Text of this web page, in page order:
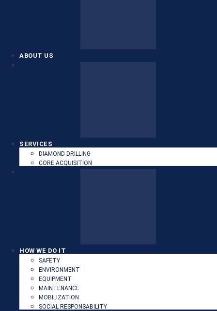
ABOUT US
SERVICES
DIAMOND DRILLING
CORE ACQUISITION
HOW WE DO IT
SAFETY
ENVIRONMENT
EQUIPMENT
MAINTENANCE
MOBILIZATION
SOCIAL RESPONSABILITY